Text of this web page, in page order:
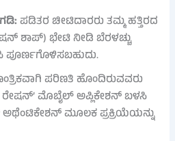
ಪಡಿತರ ಚೀಟಿದಾರರು ತಮ್ಮ ಹತ್ತಿರದ
ಶಾಪ್) ಭೇಟಿ ನೀಡಿ ಬೆರಳಚ್ಚು
ಪೂರ್ಣಗೊಳಿಸಬಹುದು.
ಪರಿಣತಿ ಹೊಂದಿರುವವರು
ರೇಷನ್’ ಮೊಬೈಲ್ ಅಪ್ಲಿಕೇಶನ್ ಬಳಸಿ
ಮೂಲಕ ಪ್ರಕ್ರಿಯೆಯನ್ನು